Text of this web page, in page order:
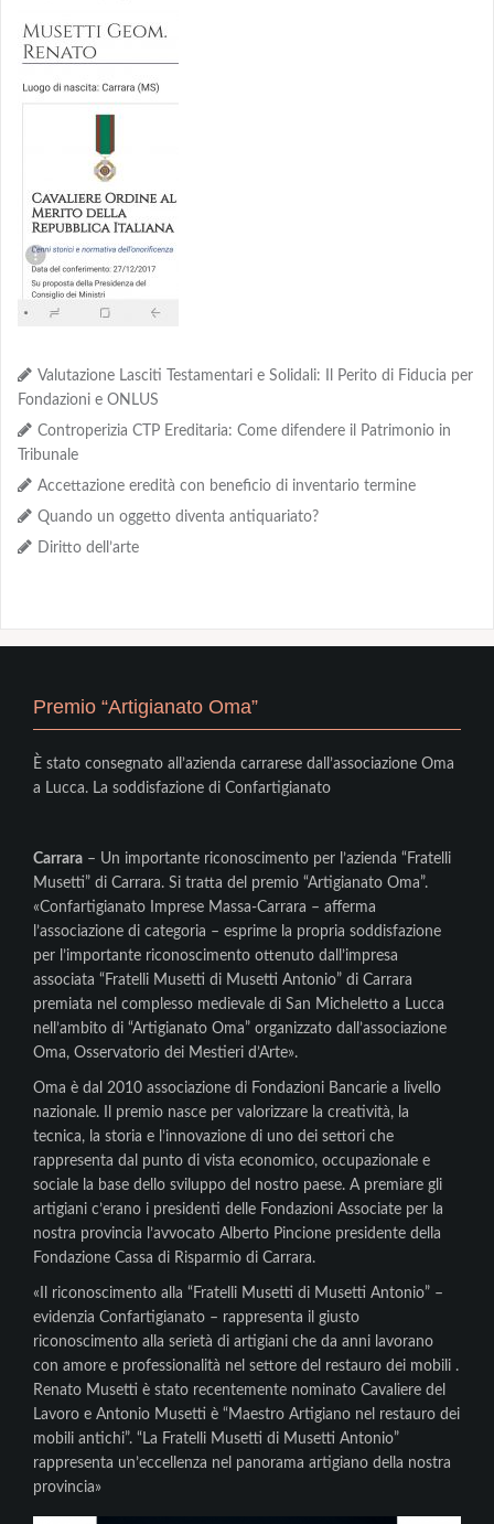
Valutazione Lasciti Testamentari e Solidali: Il Perito di Fiducia per
Fondazioni e ONLUS
Controperizia CTP Ereditaria: Come difendere il Patrimonio in
Tribunale
Accettazione eredità con beneficio di inventario termine
Quando un oggetto diventa antiquariato?
Diritto dell’arte
Premio “Artigianato Oma”
È stato consegnato all’azienda carrarese dall’associazione Oma
a Lucca. La soddisfazione di Confartigianato
Carrara – Un importante riconoscimento per l’azienda “Fratelli
Musetti” di Carrara. Si tratta del premio “Artigianato Oma”.
«Confartigianato Imprese Massa-Carrara – afferma
l’associazione di categoria – esprime la propria soddisfazione
per l’importante riconoscimento ottenuto dall’impresa
associata “Fratelli Musetti di Musetti Antonio” di Carrara
premiata nel complesso medievale di San Micheletto a Lucca
nell’ambito di “Artigianato Oma” organizzato dall’associazione
Oma, Osservatorio dei Mestieri d’Arte».
Oma è dal 2010 associazione di Fondazioni Bancarie a livello
nazionale. Il premio nasce per valorizzare la creatività, la
tecnica, la storia e l’innovazione di uno dei settori che
rappresenta dal punto di vista economico, occupazionale e
sociale la base dello sviluppo del nostro paese. A premiare gli
artigiani c’erano i presidenti delle Fondazioni Associate per la
nostra provincia l’avvocato Alberto Pincione presidente della
Fondazione Cassa di Risparmio di Carrara.
«Il riconoscimento alla “Fratelli Musetti di Musetti Antonio” –
evidenzia Confartigianato – rappresenta il giusto
riconoscimento alla serietà di artigiani che da anni lavorano
con amore e professionalità nel settore del restauro dei mobili .
Renato Musetti è stato recentemente nominato Cavaliere del
Lavoro e Antonio Musetti è “Maestro Artigiano nel restauro dei
mobili antichi”. “La Fratelli Musetti di Musetti Antonio”
rappresenta un’eccellenza nel panorama artigiano della nostra
provincia»